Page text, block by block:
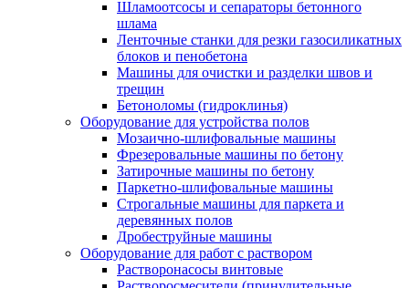
Шламоотсосы и сепараторы бетонного
шлама
Ленточные станки для резки газосиликатных
блоков и пенобетона
Машины для очистки и разделки швов и
трещин
Бетоноломы (гидроклинья)
Оборудование для устройства полов
Мозаично-шлифовальные машины
Фрезеровальные машины по бетону
Затирочные машины по бетону
Паркетно-шлифовальные машины
Строгальные машины для паркета и
деревянных полов
Дробеструйные машины
Оборудование для работ с раствором
Растворонасосы винтовые